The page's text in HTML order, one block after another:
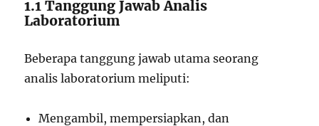
1.1 Tanggung Jawab Analis
Laboratorium
Beberapa tanggung jawab utama seorang
analis laboratorium meliputi:
Mengambil, mempersiapkan, dan